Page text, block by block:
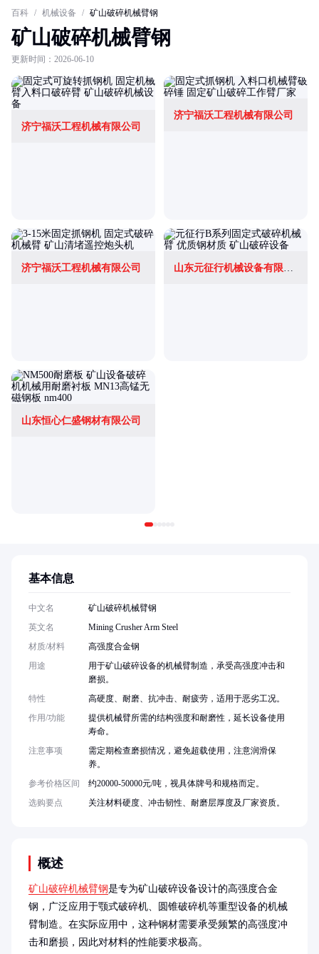
百科 / 机械设备 / 矿山破碎机械臂钢
矿山破碎机械臂钢
更新时间：2026-06-10
济宁福沃工程机械有限公司
济宁福沃工程机械有限公司
济宁福沃工程机械有限公司 山东元征行机械设备有限公司
山东恒心仁盛钢材有限公司
概述
矿山破碎机械臂钢是专为矿山破碎设备设计的高强度合金
钢，广泛应用于颚式破碎机、圆锥破碎机等重型设备的机械
臂制造。在实际应用中，这种钢材需要承受频繁的高强度冲
击和磨损，因此对材料的性能要求极高。
基本信息
中文名
矿山破碎机械臂钢
英文名
Mining Crusher Arm Steel
材质/材料
高强度合金钢
用途
用于矿山破碎设备的机械臂制造，承受高强度冲击和
磨损。
特性
高硬度、耐磨、抗冲击、耐疲劳，适用于恶劣工况。
作用/功能
提供机械臂所需的结构强度和耐磨性，延长设备使用
寿命。
注意事项
需定期检查磨损情况，避免超载使用，注意润滑保
养。
参考价格区间
约20000-50000元/吨，视具体牌号和规格而定。
选购要点
关注材料硬度、冲击韧性、耐磨层厚度及厂家资质。